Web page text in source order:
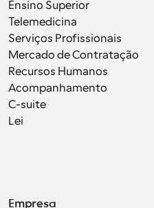
Ensino Superior
Telemedicina
Serviços Profissionais
Mercado de Contratação
Recursos Humanos
Acompanhamento
C-suite
Lei
Empresa